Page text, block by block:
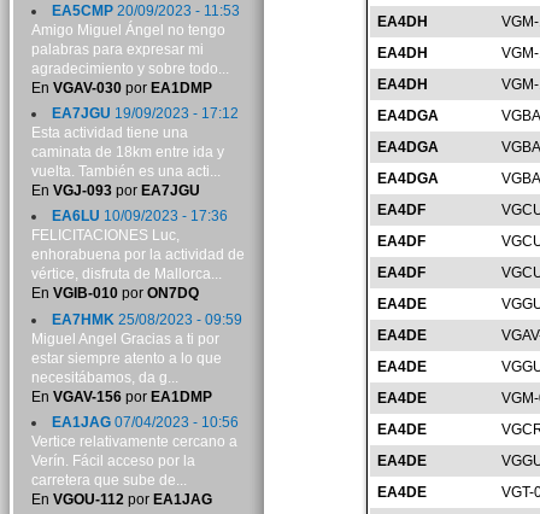
EA4DH
EA4DH
EA4DH
EA4DGA
EA4DGA
EA4DGA
EA4DF
EA4DF
EA4DF
EA4DE
EA4DE
EA4DE
EA4DE
EA4DE
EA4DE
EA4DE
VGT-
EA5CMP20/09/2023 - 11:53
Amigo Miguel Ángel no tengo
palabras para expresar mi
agradecimiento y sobre todo...
En VGAV-030por EA1DMP
EA7JGU 19/09/2023 - 17:12
Esta actividad tiene una
caminata de 18km entre ida y
vuelta. También es una acti...
En VGJ-093por EA7JGU
EA6LU 10/09/2023 - 17:36
FELICITACIONES Luc,
enhorabuena por la actividad de
vértice, disfruta de Mallorca...
En VGIB-010por ON7DQ
EA7HMK 25/08/2023 - 09:59
Miguel Angel Gracias a ti por
estar siempre atento a lo que
necesitábamos, da g...
En VGAV-156por EA1DMP
EA1JAG07/04/2023 - 10:56
Vertice relativamente cercano a
Verín. Fácil acceso por la
carretera que sube de...
En VGOU-112por EA1JAG